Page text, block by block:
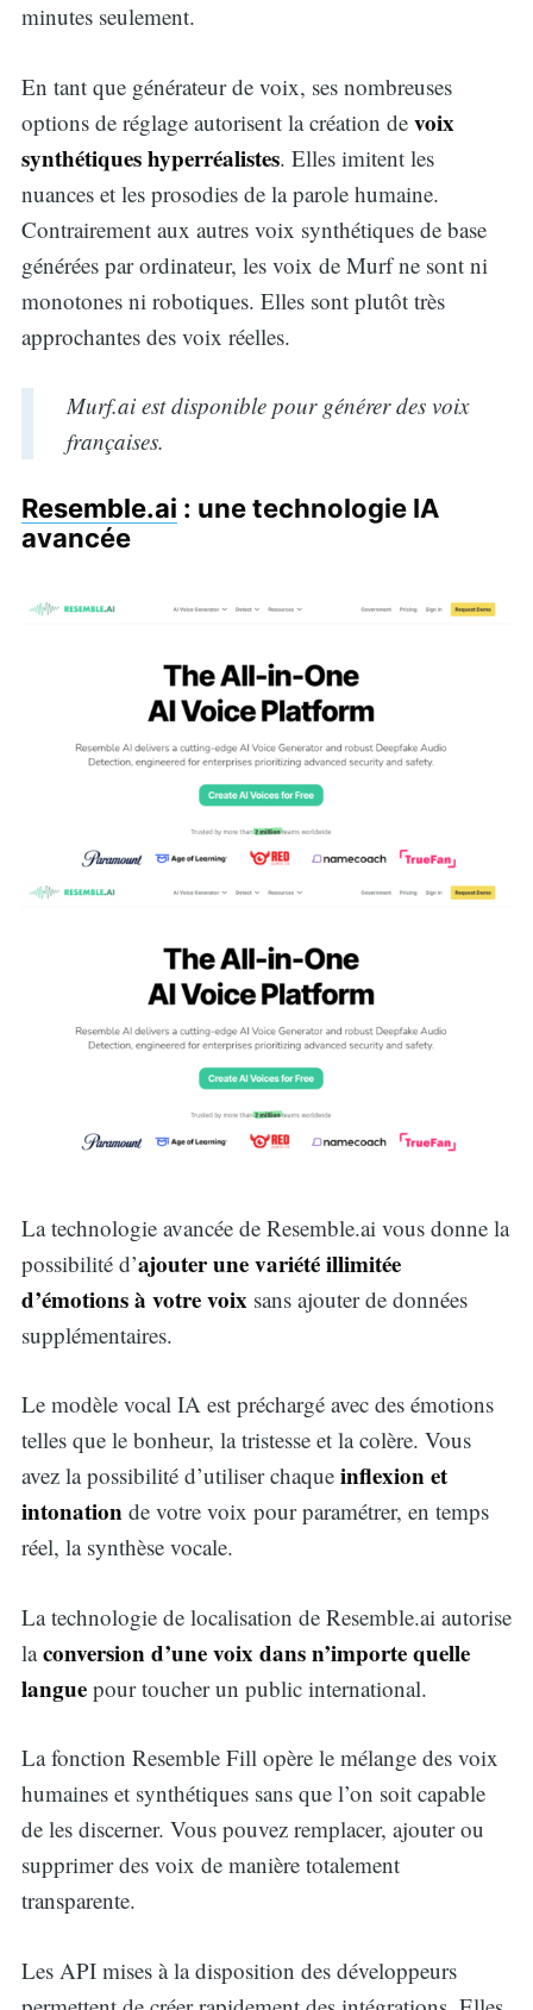
minutes seulement.
En tant que générateur de voix, ses nombreuses
options de réglage autorisent la création devoix
synthétiques hyperréalistes. Elles imitent les
nuances et les prosodies de la parole humaine.
Contrairement aux autres voix synthétiques de base
générées par ordinateur, les voix de Murf ne sont ni
monotones ni robotiques. Elles sont plutôt très
approchantes des voix réelles.
Murf.ai est disponible pour générer des voix
françaises.
Resemble.ai : une technologie IA
avancée
La technologie avancée de Resemble.ai vous donne la
possibilité d’ajouter une variété illimitée
d’émotions à votre voix sans ajouter de données
supplémentaires.
Le modèle vocal IA est préchargé avec des émotions
telles que le bonheur, la tristesse et la colère. Vous
avez la possibilité d’utiliser chaque inflexion et
intonationde votre voix pour paramétrer, en temps
réel, la synthèse vocale.
La technologie de localisation de Resemble.ai autorise
laconversion d’une voix dans n’importe quelle
languepour toucher un public international.
La fonction Resemble Fill opère le mélange des voix
humaines et synthétiques sans que l’on soit capable
de les discerner. Vous pouvez remplacer, ajouter ou
supprimer des voix de manière totalement
transparente.
Les API mises à la disposition des développeurs
Search